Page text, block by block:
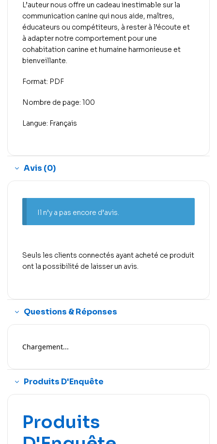
L’auteur nous offre un cadeau inestimable sur la
communication canine qui nous aide, maîtres,
éducateurs ou compétiteurs, à rester à l’écoute et
à adapter notre comportement pour une
cohabitation canine et humaine harmonieuse et
bienveillante.
Format: PDF
Nombre de page: 100
Langue: Français
Avis (0)
Il n’y a pas encore d’avis.
Seuls les clients connectés ayant acheté ce produit
ont la possibilité de laisser un avis.
Questions & Réponses
Chargement...
Produits D'Enquête
Produits